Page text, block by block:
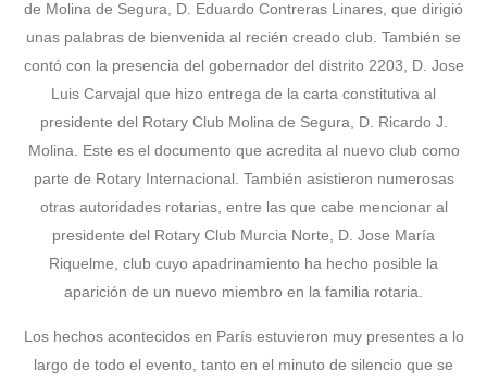
de Molina de Segura, D. Eduardo Contreras Linares, que dirigió
unas palabras de bienvenida al recién creado club. También se
contó con la presencia del gobernador del distrito 2203, D. Jose
Luis Carvajal que hizo entrega de la carta constitutiva al
presidente del Rotary Club Molina de Segura, D. Ricardo J.
Molina. Este es el documento que acredita al nuevo club como
parte de Rotary Internacional. También asistieron numerosas
otras autoridades rotarias, entre las que cabe mencionar al
presidente del Rotary Club Murcia Norte, D. Jose María
Riquelme, club cuyo apadrinamiento ha hecho posible la
aparición de un nuevo miembro en la familia rotaria.
Los hechos acontecidos en París estuvieron muy presentes a lo
largo de todo el evento, tanto en el minuto de silencio que se